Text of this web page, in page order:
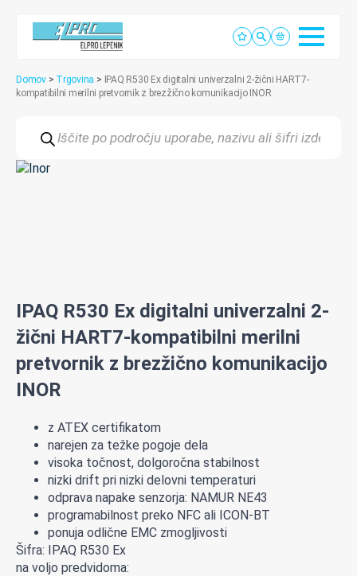
Domov > Trgovina > IPAQ R530 Ex digitalni univerzalni 2-žični HART7-
kompatibilni merilni pretvornik z brezžično komunikacijo INOR
search
IPAQ R530 Ex digitalni univerzalni 2-
žični HART7-kompatibilni merilni
pretvornik z brezžično komunikacijo
INOR
z ATEX certifikatom
narejen za težke pogoje dela
visoka točnost, dolgoročna stabilnost
nizki drift pri nizki delovni temperaturi
odprava napake senzorja: NAMUR NE43
programabilnost preko NFC ali ICON-BT
ponuja odlične EMC zmogljivosti
Šifra: IPAQ R530 Ex
na voljo predvidoma: